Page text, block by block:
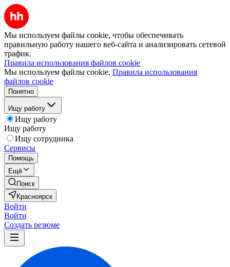
Мы используем файлы cookie, чтобы обеспечивать
правильную работу нашего веб-сайта и анализировать сетевой
трафик.
Правила использования файлов cookie
Мы используем файлы cookie. Правила использования
файлов cookie
Понятно
Ищу работу
Ищу работу
Ищу работу
Ищу сотрудника
Сервисы
Помощь
Ещё
Поиск
Красноярск
Войти
Войти
Создать резюме